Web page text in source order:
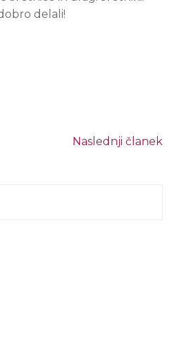
delali!
Naslednji članek